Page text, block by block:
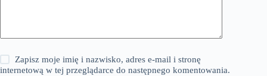
Zapisz moje imię i nazwisko, adres e-mail i stronę
internetową w tej przeglądarce do następnego komentowania.